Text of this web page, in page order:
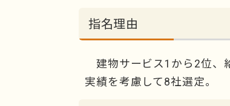
指名理由
建物サービス1から2位、
実績を考慮して8社選定。